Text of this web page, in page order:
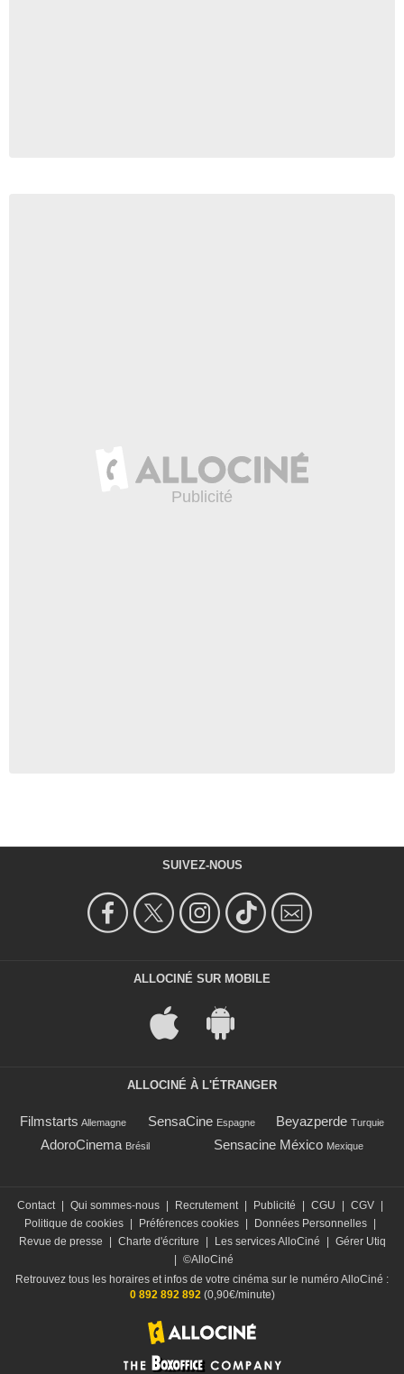
SUIVEZ-NOUS
ALLOCINÉ SUR MOBILE
ALLOCINÉ À L'ÉTRANGER
Filmstarts Allemagne SensaCine Espagne Beyazperde Turquie
AdoroCinema Brésil Sensacine México Mexique
Contact Qui sommes-nous Recrutement Publicité CGU CGV
Politique de cookies
Préférences cookies Données Personnelles
Revue de presse
Charte d'écriture Les services AlloCiné
Gérer Utiq
©AlloCiné
Retrouvez tous les horaires et infos de votre cinéma sur le numéro AlloCiné :
0 892 892 892(0,90€/minute)